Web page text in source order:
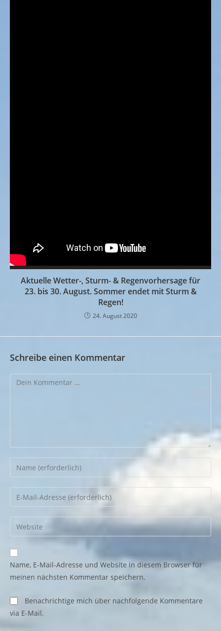
Aktuelle Wetter-, Sturm- & Regenvorhersage für
23. bis 30. August. Sommer endet mit Sturm &
Regen!
24. August 2020
Schreibe einen Kommentar
Kommentar
Gib
deinen
Namen
oder
zum
Kommentieren
ein
Gib
deine
E-
Mail-
zum
Kommentieren
ein
Gib
deine
Website-
URL
Name, E-Mail-Adresse und Website in diesem Browser für
meinen nächsten Kommentar speichern.
Benachrichtige mich über nachfolgende Kommentare
via E-Mail.